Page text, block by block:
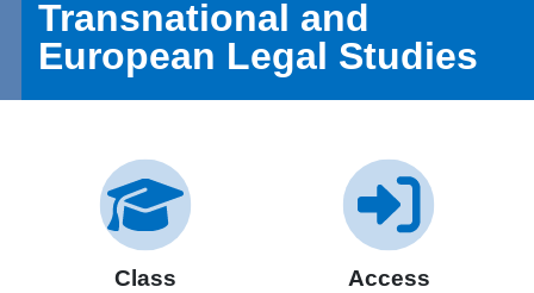
Transnational and
European Legal Studies
Class Access